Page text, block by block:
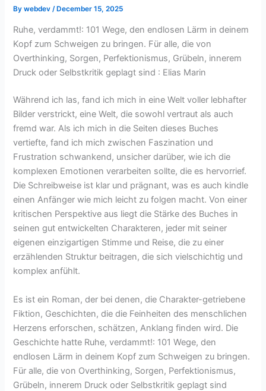
Bywebdev /December 15, 2025
Ruhe, verdammt!: 101 Wege, den endlosen Lärm in deinem
Kopf zum Schweigen zu bringen. Für alle, die von
Overthinking, Sorgen, Perfektionismus, Grübeln, innerem
Druck oder Selbstkritik geplagt sind : Elias Marin
Während ich las, fand ich mich in eine Welt voller lebhafter
Bilder verstrickt, eine Welt, die sowohl vertraut als auch
fremd war. Als ich mich in die Seiten dieses Buches
vertiefte, fand ich mich zwischen Faszination und
Frustration schwankend, unsicher darüber, wie ich die
komplexen Emotionen verarbeiten sollte, die es hervorrief.
Die Schreibweise ist klar und prägnant, was es auch kindle
einen Anfänger wie mich leicht zu folgen macht. Von einer
kritischen Perspektive aus liegt die Stärke des Buches in
seinen gut entwickelten Charakteren, jeder mit seiner
eigenen einzigartigen Stimme und Reise, die zu einer
erzählenden Struktur beitragen, die sich vielschichtig und
komplex anfühlt.
Es ist ein Roman, der bei denen, die Charakter-getriebene
Fiktion, Geschichten, die die Feinheiten des menschlichen
Herzens erforschen, schätzen, Anklang finden wird. Die
Geschichte hatte Ruhe, verdammt!: 101 Wege, den
endlosen Lärm in deinem Kopf zum Schweigen zu bringen.
Für alle, die von Overthinking, Sorgen, Perfektionismus,
Grübeln, innerem Druck oder Selbstkritik geplagt sind